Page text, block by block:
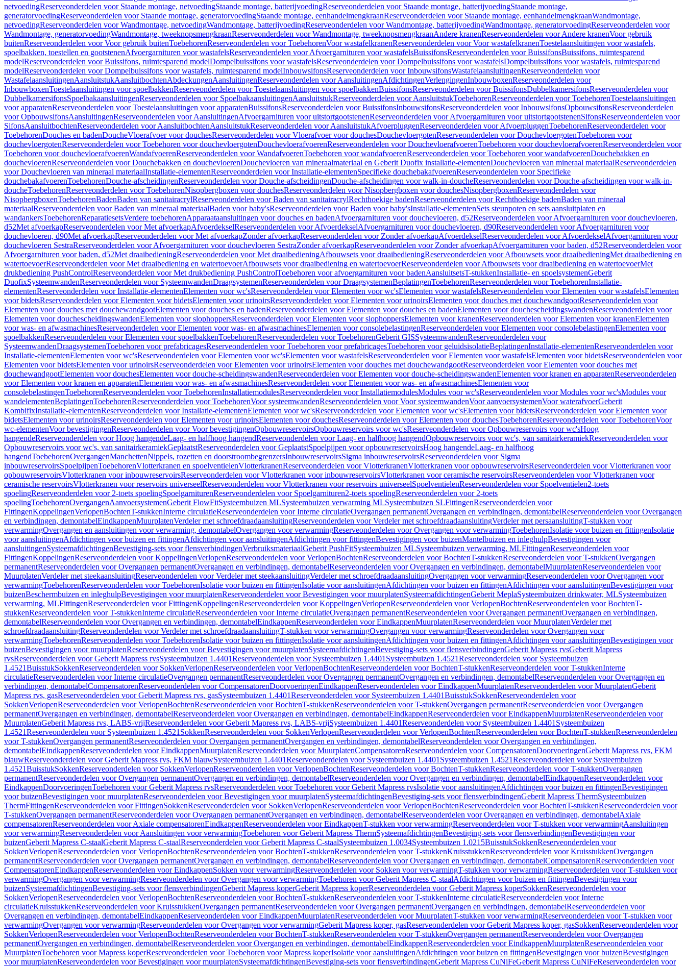
netvoedingReserveonderdelen voor Staande montage, netvoedingStaande montage, batterijvoedingReserveonderdelen voor Staande montage, batterijvoedingStaande montage,
generatorvoedingReserveonderdelen voor Staande montage, generatorvoedingStaande montage, eenhandelmengkraanReserveonderdelen voor Staande montage, eenhandelmengkraanWandmontage,
netvoedingReserveonderdelen voor Wandmontage, netvoedingWandmontage, batterijvoedingReserveonderdelen voor Wandmontage, batterijvoedingWandmontage, generatorvoedingReserveonderdelen voor
Wandmontage, generatorvoedingWandmontage, tweeknopsmengkraanReserveonderdelen voor Wandmontage, tweeknopsmengkraanAndere kranenReserveonderdelen voor Andere kranenVoor gebruik
buitenReserveonderdelen voor Voor gebruik buitenToebehorenReserveonderdelen voor ToebehorenVoor wastafelkranenReserveonderdelen voor Voor wastafelkranenToestelaansluitingen voor wastafels,
spoelbakken, toestellen en gootstenenAfvoergarnituren voor wastafelsReserveonderdelen voor Afvoergarnituren voor wastafelsBuissifonsReserveonderdelen voor BuissifonsBuissifons, ruimtesparend
modelReserveonderdelen voor Buissifons, ruimtesparend modelDompelbuissifons voor wastafelsReserveonderdelen voor Dompelbuissifons voor wastafelsDompelbuissifons voor wastafels, ruimtesparend
modelReserveonderdelen voor Dompelbuissifons voor wastafels, ruimtesparend modelInbouwsifonsReserveonderdelen voor InbouwsifonsWastafelaansluitingenReserveonderdelen voor
WastafelaansluitingenAansluitstukAansluitbochtenAbdeckungenAansluitingenReserveonderdelen voor AansluitingenAfdichtingenVerlengingenInbouwboxenReserveonderdelen voor
InbouwboxenToestelaansluitingen voor spoelbakkenReserveonderdelen voor Toestelaansluitingen voor spoelbakkenBuissifonsReserveonderdelen voor BuissifonsDubbelkamersifonsReserveonderdelen voor
DubbelkamersifonsSpoelbakaansluitingenReserveonderdelen voor SpoelbakaansluitingenAansluitstukReserveonderdelen voor AansluitstukToebehorenReserveonderdelen voor ToebehorenToestelaansluitingen
voor apparatenReserveonderdelen voor Toestelaansluitingen voor apparatenBuissifonsReserveonderdelen voor BuissifonsInbouwsifonsReserveonderdelen voor InbouwsifonsOpbouwsifonsReserveonderdelen
voor OpbouwsifonsAansluitingenReserveonderdelen voor AansluitingenAfvoergarnituren voor uitstortgootstenenReserveonderdelen voor Afvoergarnituren voor uitstortgootstenenSifonsReserveonderdelen voor
SifonsAansluitbochtenReserveonderdelen voor AansluitbochtenAansluitstukReserveonderdelen voor AansluitstukAfvoerpluggenReserveonderdelen voor AfvoerpluggenToebehorenReserveonderdelen voor
ToebehorenDouches en badenDoucheVloerafvoer voor douchesReserveonderdelen voor Vloerafvoer voor douchesDouchevloergotenReserveonderdelen voor DouchevloergotenToebehoren voor
douchevloergotenReserveonderdelen voor Toebehoren voor douchevloergotenDouchevloerafvoerenReserveonderdelen voor DouchevloerafvoerenToebehoren voor douchevloerafvoerenReserveonderdelen voor
Toebehoren voor douchevloerafvoerenWandafvoerenReserveonderdelen voor WandafvoerenToebehoren voor wandafvoerenReserveonderdelen voor Toebehoren voor wandafvoerenDouchebakken en
douchevloerenReserveonderdelen voor Douchebakken en douchevloerenDouchevloeren van mineraalmateriaal en Geberit Duofix installatie-elementenDouchevloeren van mineraal materiaalReserveonderdelen
voor Douchevloeren van mineraal materiaalInstallatie-elementenReserveonderdelen voor Installatie-elementenSpecifieke douchebakafvoerenReserveonderdelen voor Specifieke
douchebakafvoerenToebehorenDouche-afscheidingenReserveonderdelen voor Douche-afscheidingenDouche-afscheidingen voor walk-in-doucheReserveonderdelen voor Douche-afscheidingen voor walk-in-
doucheToebehorenReserveonderdelen voor ToebehorenNisopbergboxen voor douchesReserveonderdelen voor Nisopbergboxen voor douchesNisopbergboxenReserveonderdelen voor
NisopbergboxenToebehorenBadenBaden van sanitairacrylReserveonderdelen voor Baden van sanitairacrylRechthoekige badenReserveonderdelen voor Rechthoekige badenBaden van mineraal
materiaalReserveonderdelen voor Baden van mineraal materiaalBaden voor baby'sReserveonderdelen voor Baden voor baby'sInstallatie-elementenSets steunpoten en sets aansluitplaten en
wandankersToebehorenReparatiesetsVerdere toebehorenApparaataansluitingen voor douches en badenAfvoergarnituren voor douchevloeren, d52Reserveonderdelen voor Afvoergarnituren voor douchevloeren,
d52Met afvoerkapReserveonderdelen voor Met afvoerkapAfvoerdekselReserveonderdelen voor AfvoerdekselAfvoergarnituren voor douchevloeren, d90Reserveonderdelen voor Afvoergarnituren voor
douchevloeren, d90Met afvoerkapReserveonderdelen voor Met afvoerkapZonder afvoerkapReserveonderdelen voor Zonder afvoerkapAfvoerdekselReserveonderdelen voor AfvoerdekselAfvoergarnituren voor
douchevloeren SestraReserveonderdelen voor Afvoergarnituren voor douchevloeren SestraZonder afvoerkapReserveonderdelen voor Zonder afvoerkapAfvoergarnituren voor baden, d52Reserveonderdelen voor
Afvoergarnituren voor baden, d52Met draaibedieningReserveonderdelen voor Met draaibedieningAfbouwsets voor draaibedieningReserveonderdelen voor Afbouwsets voor draaibedieningMet draaibediening en
watertoevoerReserveonderdelen voor Met draaibediening en watertoevoerAfbouwsets voor draaibediening en watertoevoerReserveonderdelen voor Afbouwsets voor draaibediening en watertoevoerMet
drukbediening PushControlReserveonderdelen voor Met drukbediening PushControlToebehoren voor afvoergarnituren voor badenAansluitsetsT-stukkenInstallatie- en spoelsystemenGeberit
DuofixSysteemwandenReserveonderdelen voor SysteemwandenDraagsystemenReserveonderdelen voor DraagsystemenBeplatingenToebehorenReserveonderdelen voor ToebehorenInstallatie-
elementenReserveonderdelen voor Installatie-elementenElementen voor wc'sReserveonderdelen voor Elementen voor wc'sElementen voor wastafelsReserveonderdelen voor Elementen voor wastafelsElementen
voor bidetsReserveonderdelen voor Elementen voor bidetsElementen voor urinoirsReserveonderdelen voor Elementen voor urinoirsElementen voor douches met douchewandgootReserveonderdelen voor
Elementen voor douches met douchewandgootElementen voor douches en badenReserveonderdelen voor Elementen voor douches en badenElementen voor douchescheidingswandenReserveonderdelen voor
Elementen voor douchescheidingswandenElementen voor slophoppersReserveonderdelen voor Elementen voor slophoppersElementen voor kranenReserveonderdelen voor Elementen voor kranenElementen
voor was- en afwasmachinesReserveonderdelen voor Elementen voor was- en afwasmachinesElementen voor consolebelastingenReserveonderdelen voor Elementen voor consolebelastingenElementen voor
spoelbakkenReserveonderdelen voor Elementen voor spoelbakkenToebehorenReserveonderdelen voor ToebehorenGeberit GISSysteemwandenReserveonderdelen voor
SysteemwandenDraagsystemenToebehoren voor prefabricagesReserveonderdelen voor Toebehoren voor prefabricagesToebehoren voor geluidsisolatieBeplatingenInstallatie-elementenReserveonderdelen voor
Installatie-elementenElementen voor wc'sReserveonderdelen voor Elementen voor wc'sElementen voor wastafelsReserveonderdelen voor Elementen voor wastafelsElementen voor bidetsReserveonderdelen voor
Elementen voor bidetsElementen voor urinoirsReserveonderdelen voor Elementen voor urinoirsElementen voor douches met douchewandgootReserveonderdelen voor Elementen voor douches met
douchewandgootElementen voor douchesElementen voor douche-scheidingswandenReserveonderdelen voor Elementen voor douche-scheidingswandenElementen voor kranen en apparatenReserveonderdelen
voor Elementen voor kranen en apparatenElementen voor was- en afwasmachinesReserveonderdelen voor Elementen voor was- en afwasmachinesElementen voor
consolebelastingenToebehorenReserveonderdelen voor ToebehorenInstallatiemodulesReserveonderdelen voor InstallatiemodulesModules voor wc'sReserveonderdelen voor Modules voor wc'sModules voor
wandelementenBeplatingenToebehorenReserveonderdelen voor ToebehorenVoor systeemwandenReserveonderdelen voor Voor systeemwandenVoor aanvoersystemenVoor waterafvoerGeberit
KombifixInstallatie-elementenReserveonderdelen voor Installatie-elementenElementen voor wc'sReserveonderdelen voor Elementen voor wc'sElementen voor bidetsReserveonderdelen voor Elementen voor
bidetsElementen voor urinoirsReserveonderdelen voor Elementen voor urinoirsElementen voor douchesReserveonderdelen voor Elementen voor douchesToebehorenReserveonderdelen voor ToebehorenVoor
wc-elementenVoor bevestigingenReserveonderdelen voor Voor bevestigingenOpbouwreservoirsOpbouwreservoirs voor wc'sReserveonderdelen voor Opbouwreservoirs voor wc'sHoog
hangendeReserveonderdelen voor Hoog hangendeLaag- en halfhoog hangendReserveonderdelen voor Laag- en halfhoog hangendOpbouwreservoirs voor wc's, van sanitairkeramiekReserveonderdelen voor
Opbouwreservoirs voor wc's, van sanitairkeramiekGeplaatstReserveonderdelen voor GeplaatstSpoelpijpen voor opbouwreservoirsHoog hangendeLaag- en halfhoog
hangendToebehorenOvergangenManchettenNippels, rozetten en doorstroombegrenzersInbouwreservoirsSigma inbouwreservoirsReserveonderdelen voor Sigma
inbouwreservoirsSpoelpijpenToebehorenVlotterkranen en spoelventielenVlotterkranenReserveonderdelen voor VlotterkranenVlotterkranen voor opbouwreservoirsReserveonderdelen voor Vlotterkranen voor
opbouwreservoirsVlotterkranen voor inbouwreservoirsReserveonderdelen voor Vlotterkranen voor inbouwreservoirsVlotterkranen voor ceramische reservoirsReserveonderdelen voor Vlotterkranen voor
ceramische reservoirsVlotterkranen voor reservoirs universeelReserveonderdelen voor Vlotterkranen voor reservoirs universeelSpoelventielenReserveonderdelen voor Spoelventielen2-toets
spoelingReserveonderdelen voor 2-toets spoelingSpoelgarniturenReserveonderdelen voor Spoelgarnituren2-toets spoelingReserveonderdelen voor 2-toets
spoelingToebehorenOvergangenAanvoersystemenGeberit FlowFitSysteembuizen MLSysteembuizen verwarming MLSysteembuizen SLFittingenReserveonderdelen voor
FittingenKoppelingenVerlopenBochtenT-stukkenInterne circulatieReserveonderdelen voor Interne circulatieOvergangen permanentOvergangen en verbindingen, demontabelReserveonderdelen voor Overgangen
en verbindingen, demontabelEindkappenMuurplatenVerdeler met schroefdraadaansluitingReserveonderdelen voor Verdeler met schroefdraadaansluitingVerdeler met persaansluitingT-stukken voor
verwarmingOvergangen en aansluitingen voor verwarming, demontabelOvergangen voor verwarmingReserveonderdelen voor Overgangen voor verwarmingToebehorenIsolatie voor buizen en fittingenIsolatie
voor aansluitingenAfdichtingen voor buizen en fittingenAfdichtingen voor aansluitingenAfdichtingen voor fittingenBevestigingen voor buizenMantelbuizen en inleghulpBevestigingen voor
aansluitingenSysteemafdichtingenBevestiging-sets voor flensverbindingenVerbruiksmateriaalGeberit PushFitSysteembuizen MLSysteembuizen verwarming, MLFittingenReserveonderdelen voor
FittingenKoppelingenReserveonderdelen voor KoppelingenVerlopenReserveonderdelen voor VerlopenBochtenReserveonderdelen voor BochtenT-stukkenReserveonderdelen voor T-stukkenOvergangen
permanentReserveonderdelen voor Overgangen permanentOvergangen en verbindingen, demontabelReserveonderdelen voor Overgangen en verbindingen, demontabelMuurplatenReserveonderdelen voor
MuurplatenVerdeler met steekaansluitingReserveonderdelen voor Verdeler met steekaansluitingVerdeler met schroefdraadaansluitingOvergangen voor verwarmingReserveonderdelen voor Overgangen voor
verwarmingToebehorenReserveonderdelen voor ToebehorenIsolatie voor buizen en fittingenIsolatie voor aansluitingenAfdichtingen voor buizen en fittingenAfdichtingen voor aansluitingenBevestigingen voor
buizenBeschermbuizen en inleghulpBevestigingen voor muurplatenReserveonderdelen voor Bevestigingen voor muurplatenSysteemafdichtingenGeberit MeplaSysteembuizen drinkwater, MLSysteembuizen
verwarming, MLFittingenReserveonderdelen voor FittingenKoppelingenReserveonderdelen voor KoppelingenVerlopenReserveonderdelen voor VerlopenBochtenReserveonderdelen voor BochtenT-
stukkenReserveonderdelen voor T-stukkenInterne circulatieReserveonderdelen voor Interne circulatieOvergangen permanentReserveonderdelen voor Overgangen permanentOvergangen en verbindingen,
demontabelReserveonderdelen voor Overgangen en verbindingen, demontabelEindkappenReserveonderdelen voor EindkappenMuurplatenReserveonderdelen voor MuurplatenVerdeler met
schroefdraadaansluitingReserveonderdelen voor Verdeler met schroefdraadaansluitingT-stukken voor verwarmingOvergangen voor verwarmingReserveonderdelen voor Overgangen voor
verwarmingToebehorenReserveonderdelen voor ToebehorenIsolatie voor buizen en fittingenIsolatie voor aansluitingenAfdichtingen voor buizen en fittingenAfdichtingen voor aansluitingenBevestigingen voor
buizenBevestigingen voor muurplatenReserveonderdelen voor Bevestigingen voor muurplatenSysteemafdichtingenBevestiging-sets voor flensverbindingenGeberit Mapress rvsGeberit Mapress
rvsReserveonderdelen voor Geberit Mapress rvsSysteembuizen 1.4401Reserveonderdelen voor Systeembuizen 1.4401 Systeembuizen 1.4521Reserveonderdelen voor Systeembuizen
1.4521BuisstukSokkenReserveonderdelen voor SokkenVerlopenReserveonderdelen voor VerlopenBochtenReserveonderdelen voor BochtenT-stukkenReserveonderdelen voor T-stukkenInterne
circulatieReserveonderdelen voor Interne circulatieOvergangen permanentReserveonderdelen voor Overgangen permanentOvergangen en verbindingen, demontabelReserveonderdelen voor Overgangen en
verbindingen, demontabelCompensatorenReserveonderdelen voor CompensatorenDoorvoeringenEindkappenReserveonderdelen voor EindkappenMuurplatenReserveonderdelen voor MuurplatenGeberit
Mapress rvs, gasReserveonderdelen voor Geberit Mapress rvs, gasSysteembuizen 1.4401Reserveonderdelen voor Systeembuizen 1.4401BuisstukSokkenReserveonderdelen voor
SokkenVerlopenReserveonderdelen voor VerlopenBochtenReserveonderdelen voor BochtenT-stukkenReserveonderdelen voor T-stukkenOvergangen permanentReserveonderdelen voor Overgangen
permanentOvergangen en verbindingen, demontabelReserveonderdelen voor Overgangen en verbindingen, demontabelEindkappenReserveonderdelen voor EindkappenMuurplatenReserveonderdelen voor
MuurplatenGeberit Mapress rvs, LABS-vrijReserveonderdelen voor Geberit Mapress rvs, LABS-vrijSysteembuizen 1.4401Reserveonderdelen voor Systeembuizen 1.4401 Systeembuizen
1.4521Reserveonderdelen voor Systeembuizen 1.4521 SokkenReserveonderdelen voor SokkenVerlopenReserveonderdelen voor VerlopenBochtenReserveonderdelen voor BochtenT-stukkenReserveonderdelen
voor T-stukkenOvergangen permanentReserveonderdelen voor Overgangen permanentOvergangen en verbindingen, demontabelReserveonderdelen voor Overgangen en verbindingen,
demontabelEindkappenReserveonderdelen voor EindkappenMuurplatenReserveonderdelen voor MuurplatenCompensatorenReserveonderdelen voor CompensatorenDoorvoeringenGeberit Mapress rvs, FKM
blauwReserveonderdelen voor Geberit Mapress rvs, FKM blauwSysteembuizen 1.4401Reserveonderdelen voor Systeembuizen 1.4401 Systeembuizen 1.4521Reserveonderdelen voor Systeembuizen
1.4521BuisstukSokkenReserveonderdelen voor SokkenVerlopenReserveonderdelen voor VerlopenBochtenReserveonderdelen voor BochtenT-stukkenReserveonderdelen voor T-stukkenOvergangen
permanentReserveonderdelen voor Overgangen permanentOvergangen en verbindingen, demontabelReserveonderdelen voor Overgangen en verbindingen, demontabelEindkappenReserveonderdelen voor
EindkappenDoorvoeringenToebehoren voor Geberit Mapress rvsReserveonderdelen voor Toebehoren voor Geberit Mapress rvsIsolatie voor aansluitingenAfdichtingen voor buizen en fittingenBevestigingen
voor buizenBevestigingen voor muurplatenReserveonderdelen voor Bevestigingen voor muurplatenSysteemafdichtingenBevestiging-sets voor flensverbindingenGeberit Mapress ThermSysteembuizen
ThermFittingenReserveonderdelen voor FittingenSokkenReserveonderdelen voor SokkenVerlopenReserveonderdelen voor VerlopenBochtenReserveonderdelen voor BochtenT-stukkenReserveonderdelen voor
T-stukkenOvergangen permanentReserveonderdelen voor Overgangen permanentOvergangen en verbindingen, demontabelReserveonderdelen voor Overgangen en verbindingen, demontabelAxiale
compensatorenReserveonderdelen voor Axiale compensatorenEindkappenReserveonderdelen voor EindkappenT-stukken voor verwarmingReserveonderdelen voor T-stukken voor verwarmingAansluitingen
voor verwarmingReserveonderdelen voor Aansluitingen voor verwarmingToebehoren voor Geberit Mapress ThermSysteemafdichtingenBevestiging-sets voor flensverbindingenBevestigingen voor
buizenGeberit Mapress C-staalGeberit Mapress C-staalReserveonderdelen voor Geberit Mapress C-staalSysteembuizen 1.0034Systeembuizen 1.0215BuisstukSokkenReserveonderdelen voor
SokkenVerlopenReserveonderdelen voor VerlopenBochtenReserveonderdelen voor BochtenT-stukkenReserveonderdelen voor T-stukkenKruisstukkenReserveonderdelen voor KruisstukkenOvergangen
permanentReserveonderdelen voor Overgangen permanentOvergangen en verbindingen, demontabelReserveonderdelen voor Overgangen en verbindingen, demontabelCompensatorenReserveonderdelen voor
CompensatorenEindkappenReserveonderdelen voor EindkappenSokken voor verwarmingReserveonderdelen voor Sokken voor verwarmingT-stukken voor verwarmingReserveonderdelen voor T-stukken voor
verwarmingOvergangen voor verwarmingReserveonderdelen voor Overgangen voor verwarmingToebehoren voor Geberit Mapress C-staalAfdichtingen voor buizen en fittingenBevestigingen voor
buizenSysteemafdichtingenBevestiging-sets voor flensverbindingenGeberit Mapress koperGeberit Mapress koperReserveonderdelen voor Geberit Mapress koperSokkenReserveonderdelen voor
SokkenVerlopenReserveonderdelen voor VerlopenBochtenReserveonderdelen voor BochtenT-stukkenReserveonderdelen voor T-stukkenInterne circulatieReserveonderdelen voor Interne
circulatieKruisstukkenReserveonderdelen voor KruisstukkenOvergangen permanentReserveonderdelen voor Overgangen permanentOvergangen en verbindingen, demontabelReserveonderdelen voor
Overgangen en verbindingen, demontabelEindkappenReserveonderdelen voor EindkappenMuurplatenReserveonderdelen voor MuurplatenT-stukken voor verwarmingReserveonderdelen voor T-stukken voor
verwarmingOvergangen voor verwarmingReserveonderdelen voor Overgangen voor verwarmingGeberit Mapress koper, gasReserveonderdelen voor Geberit Mapress koper, gasSokkenReserveonderdelen voor
SokkenVerlopenReserveonderdelen voor VerlopenBochtenReserveonderdelen voor BochtenT-stukkenReserveonderdelen voor T-stukkenOvergangen permanentReserveonderdelen voor Overgangen
permanentOvergangen en verbindingen, demontabelReserveonderdelen voor Overgangen en verbindingen, demontabelEindkappenReserveonderdelen voor EindkappenMuurplatenReserveonderdelen voor
MuurplatenToebehoren voor Mapress koperReserveonderdelen voor Toebehoren voor Mapress koperIsolatie voor aansluitingenAfdichtingen voor buizen en fittingenBevestigingen voor buizenBevestigingen
voor muurplatenReserveonderdelen voor Bevestigingen voor muurplatenSysteemafdichtingenBevestiging-sets voor flensverbindingenGeberit Mapress CuNiFeGeberit Mapress CuNiFeReserveonderdelen voor